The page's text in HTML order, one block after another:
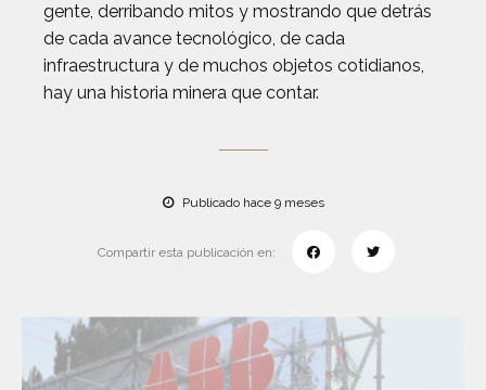
gente, derribando mitos y mostrando que detrás
de cada avance tecnológico, de cada
infraestructura y de muchos objetos cotidianos,
hay una historia minera que contar.
Publicado hace 9 meses
Compartir esta publicación en: